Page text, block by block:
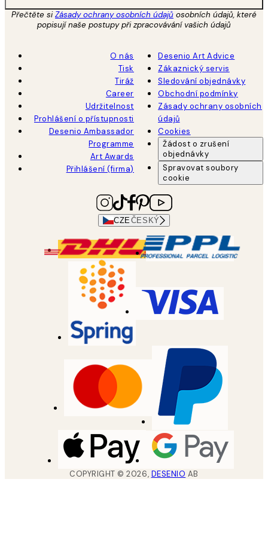
Přečtěte siZásady ochrany osobních údajů osobních údajů, které
popisují naše postupy při zpracovávání vašich údajů
O nás
Tisk
Tiráž
Career
Udržitelnost
Prohlášení o přístupnosti
Desenio Ambassador
Programme
Art Awards
Přihlášení (firma)
Desenio Art Advice
Zákaznický servis
Sledování objednávky
Obchodní podmínky
Zásady ochrany osobních
údajů
Cookies
Žádost o zrušení
objednávky
Spravovat soubory
cookie
CZEČESKÝ
COPYRIGHT ©2026, DESENIO AB